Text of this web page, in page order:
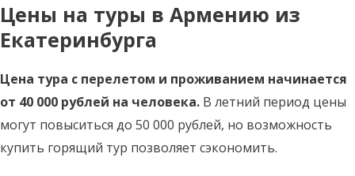
Цены на туры в Армению из
Екатеринбурга
Цена тура с перелетом и проживанием начинается
от 40 000 рублей на человека. В летний период цены
могут повыситься до 50 000 рублей, но возможность
купить горящий тур позволяет сэкономить.